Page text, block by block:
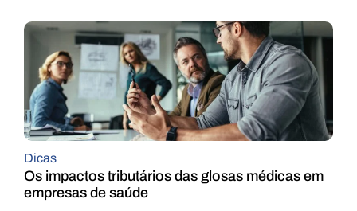
Dicas
Os impactos tributários das glosas médicas em
empresas de saúde